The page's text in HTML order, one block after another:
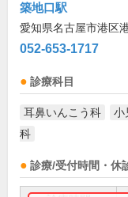
築地口駅
愛知県名古屋市港区
052-653-1717
診療科目
耳鼻いんこう科 小
科
診療/受付時間・休